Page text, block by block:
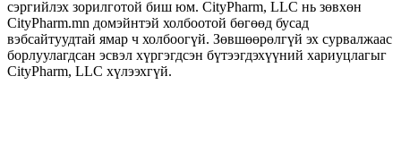
сэргийлэх зорилготой биш юм. CityPharm, LLC нь зөвхөн
CityPharm.mn домэйнтэй холбоотой бөгөөд бусад
вэбсайтуудтай ямар ч холбоогүй. Зөвшөөрөлгүй эх сурвалжаас
борлуулагдсан эсвэл хүргэгдсэн бүтээгдэхүүний хариуцлагыг
CityPharm, LLC хүлээхгүй.